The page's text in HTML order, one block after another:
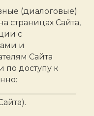
(диалоговые)
страницах Сайта,
с
и
Сайта
по доступу к